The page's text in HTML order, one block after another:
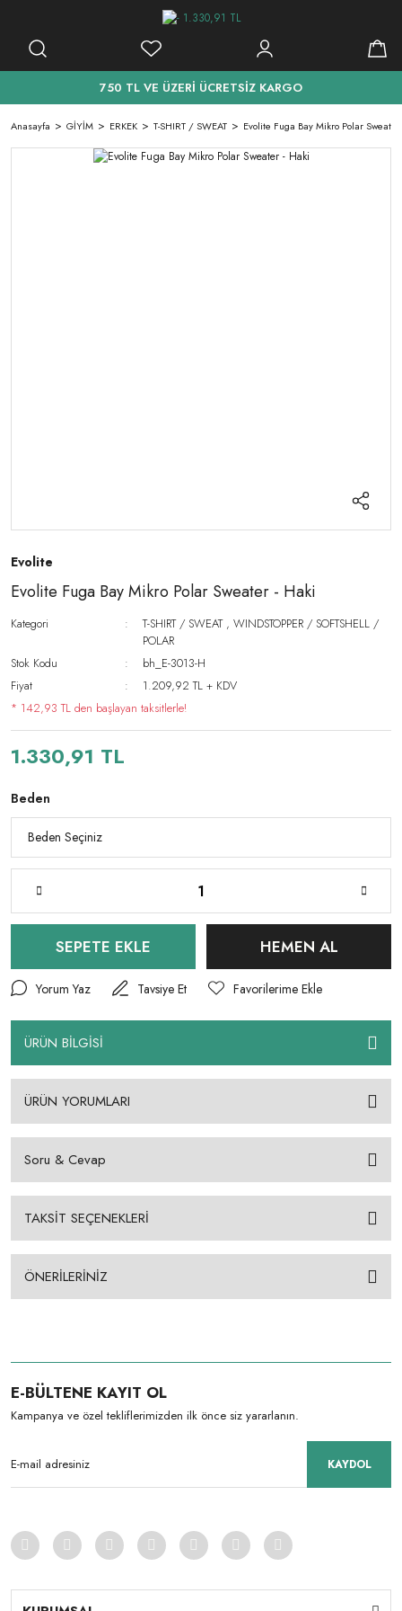
750 TL VE ÜZERİ ÜCRETSİZ KARGO
Anasayfa GİYİM ERKEK T-SHIRT / SWEAT Evolite Fuga Bay Mikro Polar
Evolite
Evolite Fuga Bay Mikro Polar Sweater - Haki
Kategori T-SHIRT / SWEAT ,WINDSTOPPER / SOFTSHELL /
POLAR
Stok Kodu
bh_E-3013-H
Fiyat
1.209,92 TL + KDV
* 142,93 TL den başlayan taksitlerle!
1.330,91 TL
Beden
SEPETE EKLE HEMEN AL
Yorum Yaz Tavsiye Et
ÜRÜN BİLGİSİ
ÜRÜN YORUMLARI
Soru & Cevap
TAKSİT SEÇENEKLERİ
ÖNERİLERİNİZ
E-BÜLTENE KAYIT OL
Kampanya ve özel tekliflerimizden ilk önce siz yararlanın.
KAYDOL